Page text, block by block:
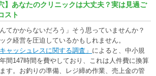
】あなたのクリニックは大丈夫？実は見過ご
スト
てかからないだろう」そう思っていませんか？
ク経営を圧迫しているかもしれません。
ャッシュレスに関する調査」 によると、中小規
間147時間を費やしており、これは人件費に換算
す。お釣りの準備、レジ締め作業、売上金の管